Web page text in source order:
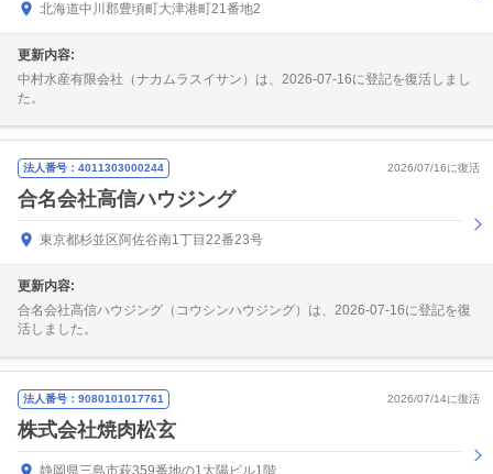
北海道中川郡豊頃町大津港町21番地2
更新内容:
中村水産有限会社（ナカムラスイサン）は、2026-07-16に登記を復活しまし
た。
法人番号：4011303000244 2026/07/16に復活
合名会社高信ハウジング
東京都杉並区阿佐谷南1丁目22番23号
更新内容:
合名会社高信ハウジング（コウシンハウジング）は、2026-07-16に登記を復
活しました。
法人番号：9080101017761 2026/07/14に復活
株式会社焼肉松玄
静岡県三島市萩359番地の1太陽ビル1階